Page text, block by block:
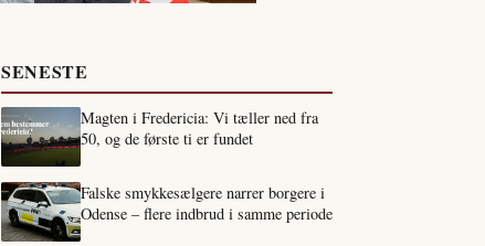
SENESTE
Magten i Fredericia: Vi tæller ned fra
50, og de første ti er fundet
Falske smykkesælgere narrer borgere i
Odense – flere indbrud i samme periode